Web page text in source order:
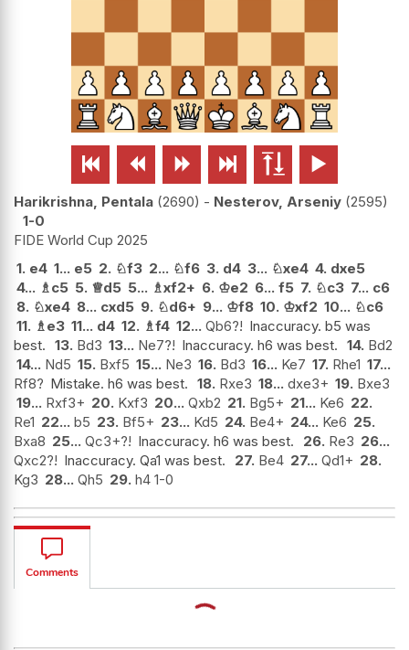
     
Harikrishna, Pentala 2690 - Nesterov, Arseniy 2595
1-0
FIDE World Cup 2025
1. e4 1... e5 2. ♘f3 2... ♘f6 3. d4 3... ♘xe4 4. dxe5
4... ♗c5 5. ♕d5 5... ♗xf2+ 6. ♔e2 6... f5 7. ♘c3 7... c6
8. ♘xe4 8... cxd5 9. ♘d6+ 9... ♔f8 10. ♔xf2 10... ♘c6
11. ♗e3 11... d4 12. ♗f4 12... Qb6?! Inaccuracy. b5 was
best. 13. Bd3 13... Ne7?! Inaccuracy. h6 was best. 14. Bd2
14... Nd5 15. Bxf5 15... Ne3 16. Bd3 16... Ke7 17. Rhe1 17...
Rf8? Mistake. h6 was best. 18. Rxe3 18... dxe3+ 19. Bxe3
19... Rxf3+ 20. Kxf3 20... Qxb2 21. Bg5+ 21... Ke6 22.
Re1 22... b5 23. Bf5+ 23... Kd5 24. Be4+ 24... Ke6 25.
Bxa8 25... Qc3+?! Inaccuracy. h6 was best. 26. Re3 26...
Qxc2?! Inaccuracy. Qa1 was best. 27. Be4 27... Qd1+ 28.
Kg3 28... Qh5 29. h4 1-0